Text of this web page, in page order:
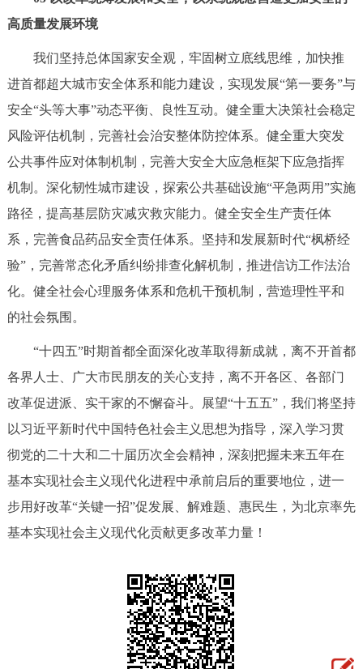
高质量发展环境
我们坚持总体国家安全观，牢固树立底线思维，加快推
进首都超大城市安全体系和能力建设，实现发展“第一要务”与
安全“头等大事”动态平衡、良性互动。健全重大决策社会稳定
风险评估机制，完善社会治安整体防控体系。健全重大突发
公共事件应对体制机制，完善大安全大应急框架下应急指挥
机制。深化韧性城市建设，探索公共基础设施“平急两用”实施
路径，提高基层防灾减灾救灾能力。健全安全生产责任体
系，完善食品药品安全责任体系。坚持和发展新时代“枫桥经
验”，完善常态化矛盾纠纷排查化解机制，推进信访工作法治
化。健全社会心理服务体系和危机干预机制，营造理性平和
的社会氛围。
“十四五”时期首都全面深化改革取得新成就，离不开首都
各界人士、广大市民朋友的关心支持，离不开各区、各部门
改革促进派、实干家的不懈奋斗。展望“十五五”，我们将坚持
以习近平新时代中国特色社会主义思想为指导，深入学习贯
彻党的二十大和二十届历次全会精神，深刻把握未来五年在
基本实现社会主义现代化进程中承前启后的重要地位，进一
步用好改革“关键一招”促发展、解难题、惠民生，为北京率先
基本实现社会主义现代化贡献更多改革力量！